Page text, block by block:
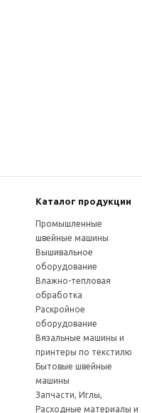
Каталог продукции
Промышленные
швейные машины
Вышивальное
оборудование
Влажно-тепловая
обработка
Раскройное
оборудование
Вязальные машины и
принтеры по текстилю
Бытовые швейные
машины
Запчасти, Иглы,
Расходные материалы и